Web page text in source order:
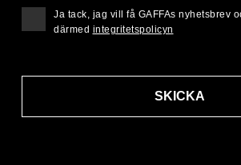
SKICKA
Ja tack, jag vill få GAFFAs nyhetsbrev
därmed integritetspolicyn